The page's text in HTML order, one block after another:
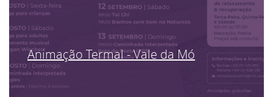
Animação Termal - Vale da Mó